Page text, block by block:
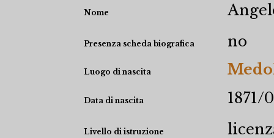
Nome
Presenza scheda biografica no
Luogo di nascita
Data di nascita 1871/
Livello di istruzione